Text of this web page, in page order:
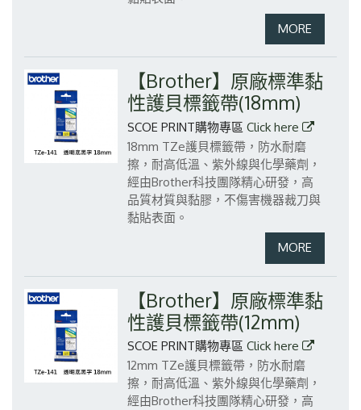
【Brother】原廠標準黏
性護貝標籤帶(18mm)
SCOE PRINT購物專區 Click here
18mm TZe護貝標籤帶，防水耐磨
擦，耐高低溫、紫外線與化學藥劑，
經由Brother科技團隊精心研發，高
品質材質與黏膠，不傷害機器裁刀與
黏貼表面。
【Brother】原廠標準黏
性護貝標籤帶(12mm)
SCOE PRINT購物專區 Click here
12mm TZe護貝標籤帶，防水耐磨
擦，耐高低溫、紫外線與化學藥劑，
經由Brother科技團隊精心研發，高